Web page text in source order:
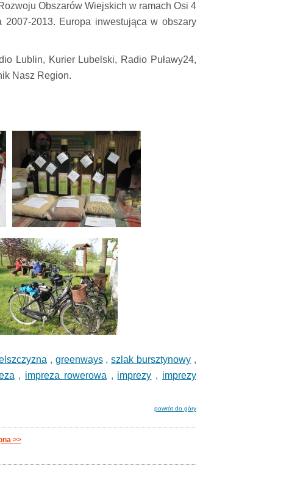
Obszarów Wiejskich w ramach Osi 4
2013. Europa inwestująca w obszary
Lublin, Kurier Lubelski, Radio Puławy24,
Nasz Region.
, greenways,szlak bursztynowy ,
, impreza rowerowa , imprezy , imprezy
powrót do góry
>>